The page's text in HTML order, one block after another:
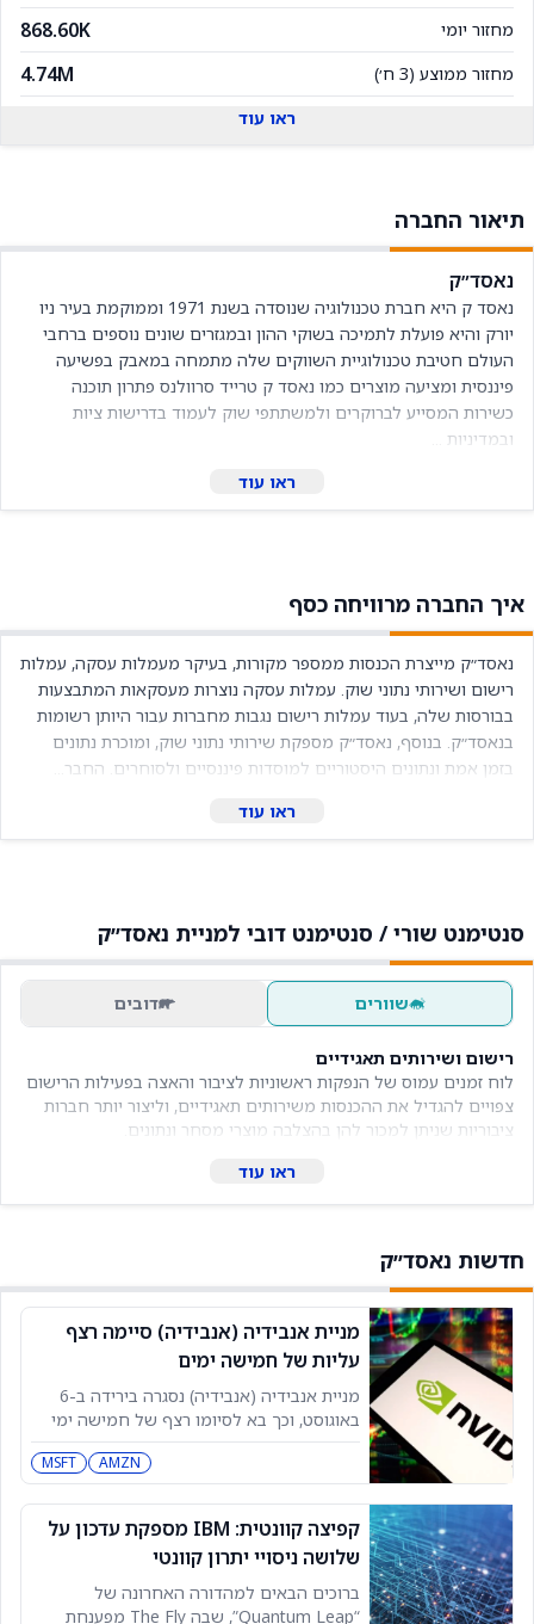
מחזור יומי 868.60K
מחזור ממוצע (3 ח׳) 4.74M
ראו עוד
תיאור החברה
נאסד״ק
ובמדיניות ...
ראו עוד
איך החברה מרוויחה כסף
בזמן אמת ונתונים היסטוריים למוסדות פיננסיים ולסוחרים. החבר...
ראו עוד
סנטימנט שורי / סנטימנט דובי למניית נאסד״ק
שוורים דובים
רישום ושירותים תאגידיים
לוח זמנים עמוס של הנפקות ראשוניות לציבור והאצה בפעילות הרישום
צפויים להגדיל את ההכנסות משירותים תאגידיים, וליצור יותר חברות
ציבוריות שניתן למכור להן בהצלבה מוצרי מסחר ונתונים.
ראו עוד
חדשות נאסד״ק
מניית אנבידיה (אנבידיה) סיימה רצף
עליות של חמישה ימים
מניית אנבידיה (אנבידיה) נסגרה בירידה ב-6
באוגוסט, וכך בא לסיומו רצף של חמישה ימי
עליות במניה. מניית אנבידיה סיימה את יום
המסחר בירידה של 0.10% לרמה של 218.99
דולר, מה שקטע רצף של חמישה ימי עליות
ורשם את הירידה האחוזית הגדולה ביותר שלה
מאז 29 ביולי, לפי נתוני שוק.
AMZN
MSFT
קפיצה קוונטית: IBM מספקת עדכון על
שלושה ניסויי יתרון קוונטי
ברוכים הבאים למהדורה האחרונה של
“Quantum Leap”, שבה The Fly מפענחת